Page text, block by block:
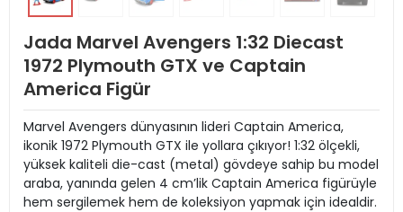
Jada Marvel Avengers 1:32 Diecast
1972 Plymouth GTX ve Captain
America Figür
Marvel Avengers dünyasının lideri Captain America,
ikonik 1972 Plymouth GTX ile yollara çıkıyor! 1:32 ölçekli,
yüksek kaliteli die-cast (metal) gövdeye sahip bu model
araba, yanında gelen 4 cm’lik Captain America figürüyle
hem sergilemek hem de koleksiyon yapmak için idealdir.